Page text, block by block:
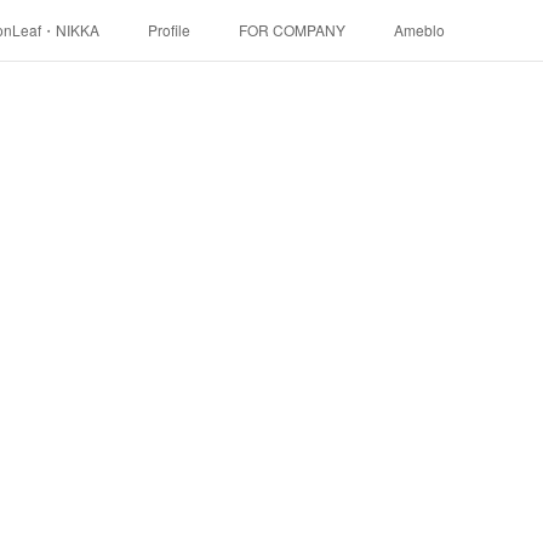
・NIKKA Profile FOR COMPANY Ameblo